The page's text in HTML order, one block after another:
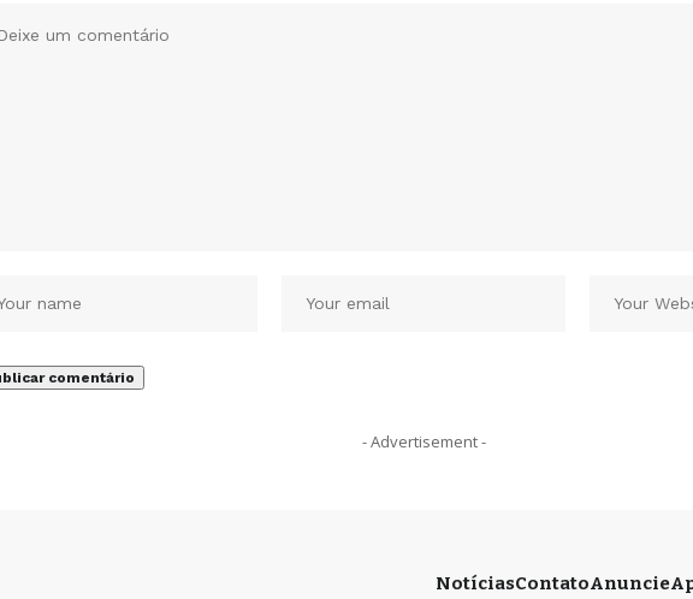
- Advertisement -
NotíciasContatoAnuncie